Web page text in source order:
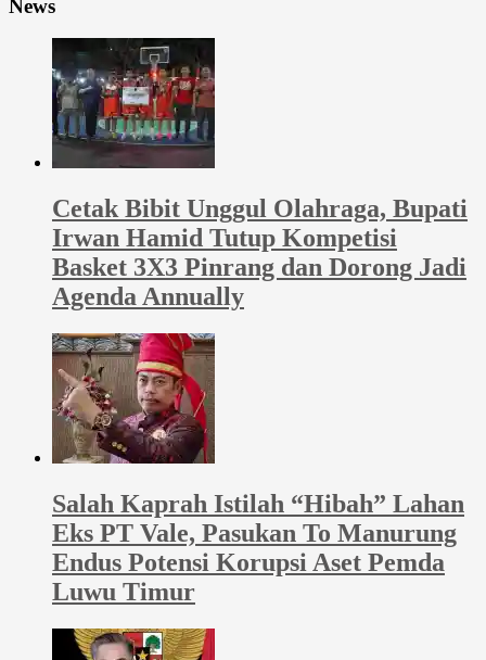
News
Cetak Bibit Unggul Olahraga, Bupati
Irwan Hamid Tutup Kompetisi
Basket 3X3 Pinrang dan Dorong Jadi
Agenda Annually
Salah Kaprah Istilah “Hibah” Lahan
Eks PT Vale, Pasukan To Manurung
Endus Potensi Korupsi Aset Pemda
Luwu Timur